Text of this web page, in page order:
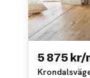
5 875 kr/